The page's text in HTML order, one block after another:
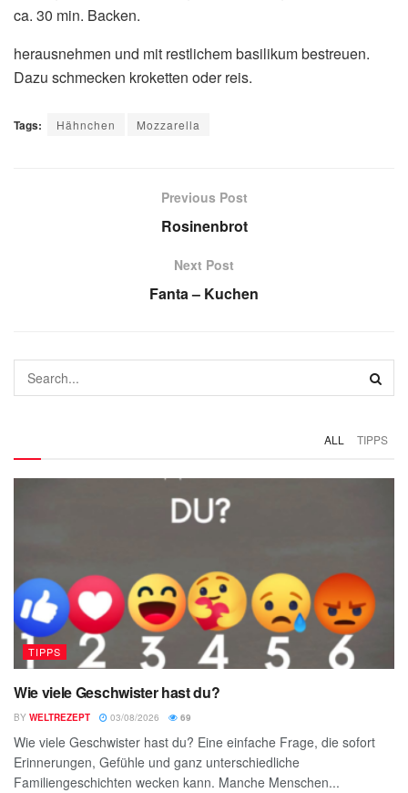
ca. 30 min. Backen.
herausnehmen und mit restlichem basilikum bestreuen.
Dazu schmecken kroketten oder reis.
Tags: Hähnchen Mozzarella
Previous Post
Rosinenbrot
Next Post
Fanta – Kuchen
ALL TIPPS
TIPPS
Wie viele Geschwister hast du?
BY WELTREZEPT 03/08/2026 69
Wie viele Geschwister hast du? Eine einfache Frage, die sofort
Erinnerungen, Gefühle und ganz unterschiedliche
Familiengeschichten wecken kann. Manche Menschen...